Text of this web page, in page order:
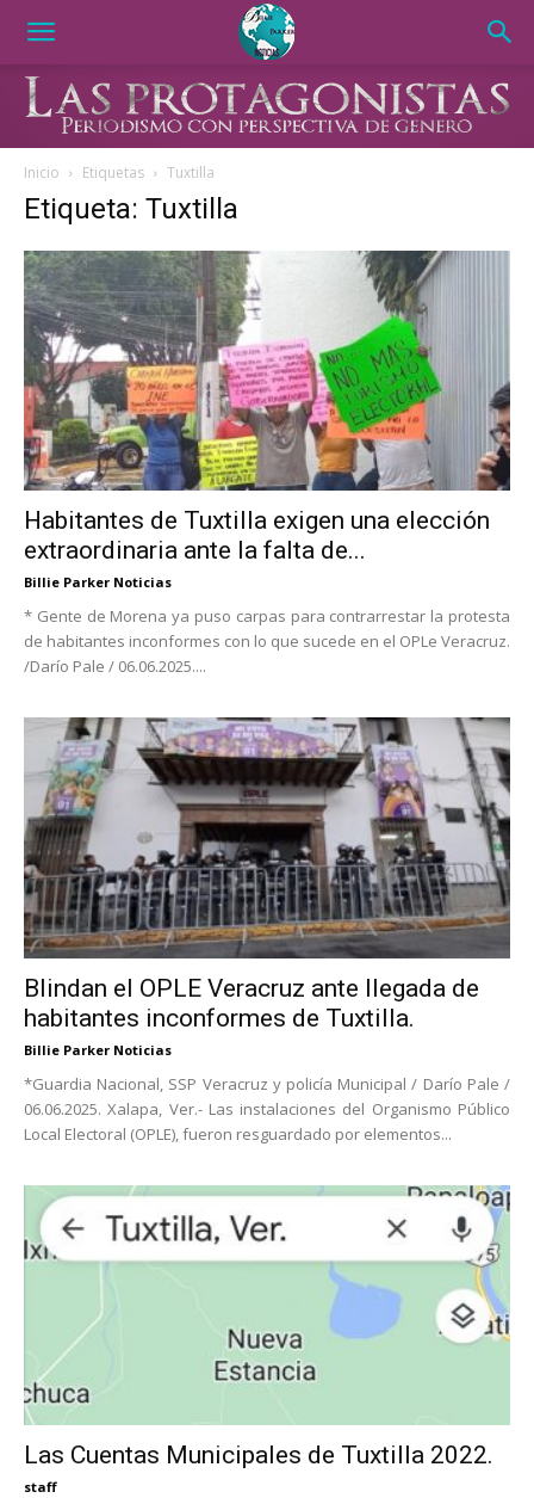
Inicio Etiquetas Tuxtilla
Etiqueta: Tuxtilla
Habitantes de Tuxtilla exigen una elección
extraordinaria ante la falta de...
Billie Parker Noticias
* Gente de Morena ya puso carpas para contrarrestar la protesta
de habitantes inconformes con lo que sucede en el OPLe Veracruz.
/Darío Pale / 06.06.2025....
Blindan el OPLE Veracruz ante llegada de
habitantes inconformes de Tuxtilla.
Billie Parker Noticias
*Guardia Nacional, SSP Veracruz y policía Municipal / Darío Pale /
06.06.2025. Xalapa, Ver.- Las instalaciones del Organismo Público
Local Electoral (OPLE), fueron resguardado por elementos...
Las Cuentas Municipales de Tuxtilla 2022.
staff